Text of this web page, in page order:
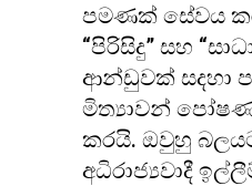
පමණක් සේවය
“පිරිසිදු” සහ
ආන්ඩුවක් සදහා
මිත්‍යාවන්
කරයි. ඔවුහු
අධිරාජ්‍යවාදී